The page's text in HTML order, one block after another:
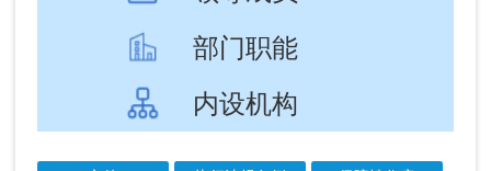
农村危房改造
城市综合执法
城市供水、排水及污水处理
市政设施建设类审批